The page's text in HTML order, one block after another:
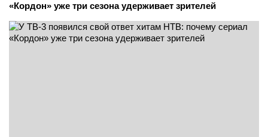
«Кордон» уже три сезона удерживает зрителей